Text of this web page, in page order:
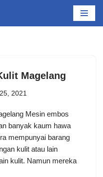
Magelang
2021
Mesin embos
banyak kaum hawa
mempunyai barang
kulit atau lain
kulit. Namun mereka